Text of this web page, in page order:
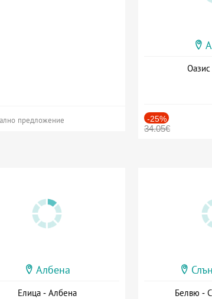
предложение -25%
34.05€
Албена
Елица - Албена Белвю -